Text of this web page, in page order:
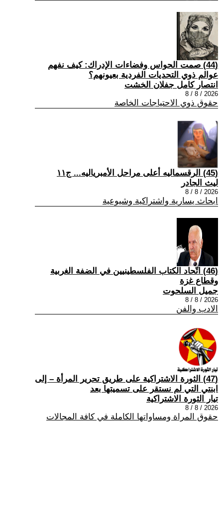
(44) صمت الحواس وفضاءات الإدراك: كيف نفهم
عوالم ذوي التحديات الفردية بعيونهم؟
انتصار كامل جفلان الخشت
2026 / 8 / 8
حقوق ذوي الاحتياجات الخاصة
(45) الرقسماليه أعلى مراحل الأمبرياليه... ج١١
ليث الجادر
2026 / 8 / 8
ابحاث يسارية واشتراكية وشيوعية
(46) اتّحاد الكتاب الفلسطينيين في الضفة الغربية
وقطاع غزة
جميل السلحوت
2026 / 8 / 8
الادب والفن
(47) الثورة الاشتراكية على طريق تحرير المرأة – إلى
ابنتي التي لم نستقر على تسميتها بعد
تيار الثورة الاشتراكية
2026 / 8 / 8
حقوق المراة ومساواتها الكاملة في كافة المجالات